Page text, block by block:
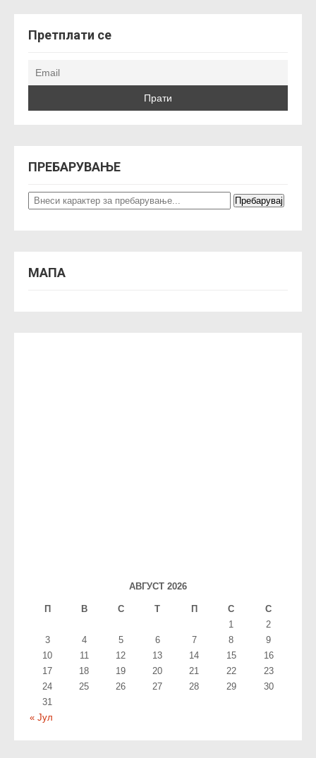
Претплати се
ПРЕБАРУВАЊЕ
МАПА
АВГУСТ 2026
П В С T П С С
« Јул
1
2
3
4 5 6 7 8
9
10
11 12 13 14 15
16
17
18 19 20 21 22
23
24
25 26 27 28 29
30
31